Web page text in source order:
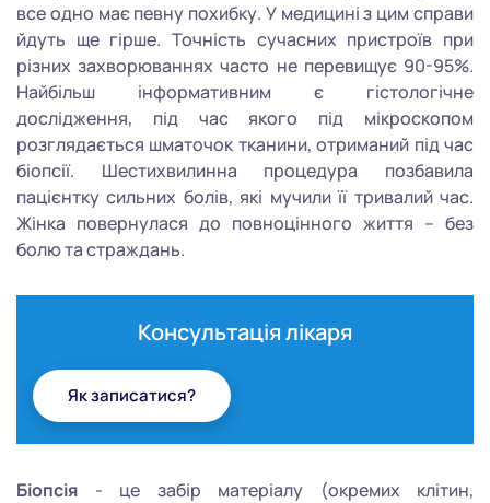
все одно має певну похибку. У медицині з цим справи
йдуть ще гірше. Точність сучасних пристроїв при
різних захворюваннях часто не перевищує 90-95%.
Найбільш інформативним є гістологічне
дослідження, під час якого під мікроскопом
розглядається шматочок тканини, отриманий під час
біопсії. Шестихвилинна процедура позбавила
пацієнтку сильних болів, які мучили її тривалий час.
Жінка повернулася до повноцінного життя – без
болю та страждань.
Консультація лікаря
Як записатися?
Біопсія - це забір матеріалу (окремих клітин,